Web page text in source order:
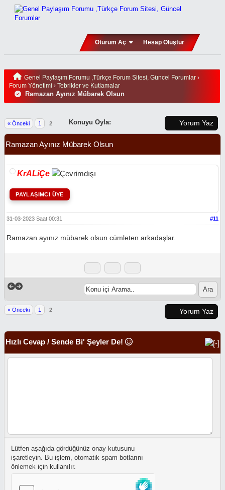
Oturum Aç Hesap Oluştur
Genel Paylaşım Forumu ,Türkçe Forum Sitesi, Güncel Forumlar ›
Forum Yönetimi › Tebrikler ve Kutlamalar
Ramazan Ayınız Mübarek Olsun
« Önceki 1 2 Yorum Yaz
Konuyu Oyla:
Ramazan Ayınız Mübarek Olsun
KrALiÇe
PAYLAŞIMCI ÜYE
#11
31-03-2023 Saat 00:31
Ramazan ayınız mübarek olsun cümleten arkadaşlar.
« Önceki 1 2 Yorum Yaz
Hızlı Cevap / Sende Bi' Şeyler De!
Lütfen aşağıda gördüğünüz onay kutusunu
işaretleyin. Bu işlem, otomatik spam botlarını
önlemek için kullanılır.